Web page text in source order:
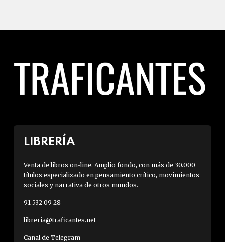
LIBRERÍA
Venta de libros on-line. Amplio fondo, con más de 30.000
títulos especializado en pensamiento crítico, movimientos
sociales y narrativa de otros mundos.
91 532 09 28
libreria@traficantes.net
Canal de Telegram